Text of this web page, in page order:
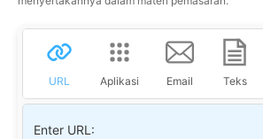
URL Aplikasi Email Teks
Enter URL: